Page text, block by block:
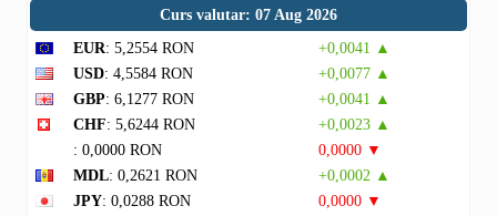
Curs valutar: 07 Aug 2026
EUR: 5,2554 RON
+0,0041 ▲
USD: 4,5584 RON
+0,0077 ▲
GBP: 6,1277 RON
+0,0041 ▲
CHF: 5,6244 RON
+0,0023 ▲
: 0,0000 RON
0,0000 ▼
MDL: 0,2621 RON
+0,0002 ▲
JPY: 0,0288 RON
0,0000 ▼